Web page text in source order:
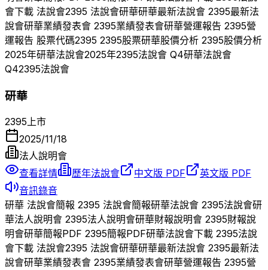
會下載 法說會2395 法說會研華研華最新法說會 2395最新法
說會研華業績發表會 2395業績發表會研華營運報告 2395營
運報告 股票代碼2395 2395股票研華股價分析 2395股價分析
2025年研華法說會2025年2395法說會 Q4研華法說會
Q42395法說會
研華
2395上市
2025/11/18
法人說明會
查看詳情
歷年法說會 中文版 PDF
英文版 PDF
音訊錄音
研華 法說會簡報 2395 法說會簡報研華法說會 2395法說會研
華法人說明會 2395法人說明會研華財報說明會 2395財報說
明會研華簡報PDF 2395簡報PDF研華法說會下載 2395法說
會下載 法說會2395 法說會研華研華最新法說會 2395最新法
說會研華業績發表會 2395業績發表會研華營運報告 2395營